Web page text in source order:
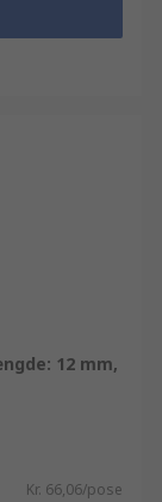
12 mm,
Kr. 66,06/pose